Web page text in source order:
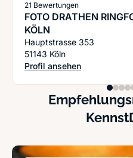
21 Bewertungen
FOTO DRATHEN RINGFOTO
KÖLN
Hauptstrasse 353
51143 Köln
Profil ansehen
: FOTO DRATHEN